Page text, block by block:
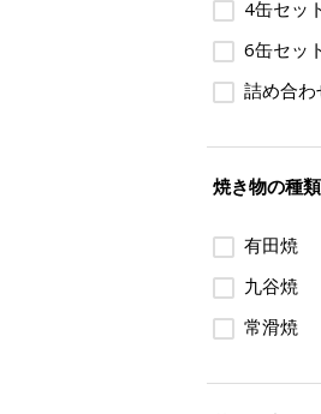
4缶セッ
6缶セッ
詰め合わ
焼き物の種
有田焼
九谷焼
常滑焼